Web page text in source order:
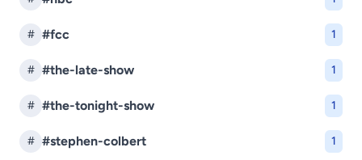
# #fcc 1
# #the-late-show 1
# #the-tonight-show 1
# #stephen-colbert 1